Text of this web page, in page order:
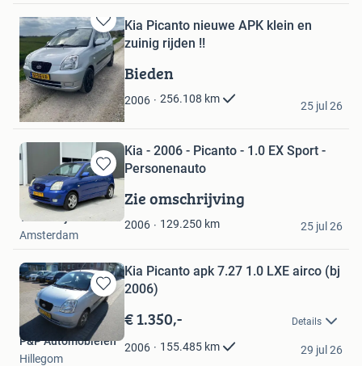
Bewaren
in
Mijn
Favorieten
Kia Picanto nieuwe APK klein en
zuinig rijden !!
Bieden
2006 256.108 km
Budget-Auto's
Langbroek
25 jul 26
Bewaren
in
Mijn
Favorieten
Kia - 2006 - Picanto - 1.0 EX Sport -
Personenauto
Zie omschrijving
2006 129.250 km
Troostwijk Auctions
Amsterdam
25 jul 26
Bewaren
in
Mijn
Favorieten
Kia Picanto apk 7.27 1.0 LXE airco (bj
2006)
€ 1.350,- Details
2006 155.485 km
P&P Automobielen
Hillegom
29 jul 26